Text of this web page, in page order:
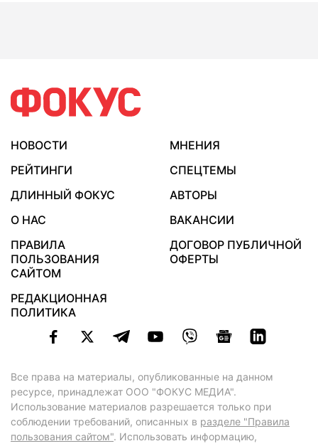
НОВОСТИ
МНЕНИЯ
РЕЙТИНГИ
СПЕЦТЕМЫ
ДЛИННЫЙ ФОКУС
АВТОРЫ
О НАС
ВАКАНСИИ
ПРАВИЛА
ПОЛЬЗОВАНИЯ
САЙТОМ
ДОГОВОР ПУБЛИЧНОЙ
ОФЕРТЫ
РЕДАКЦИОННАЯ
ПОЛИТИКА
Все права на материалы, опубликованные на данном
ресурсе, принадлежат ООО "ФОКУС МЕДИА".
Использование материалов разрешается только при
соблюдении требований, описанных в разделе "Правила
пользования сайтом". Использовать информацию,